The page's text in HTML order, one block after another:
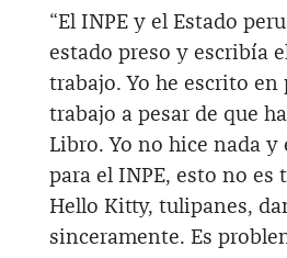
“El INPE y el Estado
estado preso y escribía
trabajo. Yo he escrito
trabajo a pesar de que
Libro. Yo no hice nada
para el INPE, esto no es
Hello Kitty, tulipanes,
sinceramente. Es